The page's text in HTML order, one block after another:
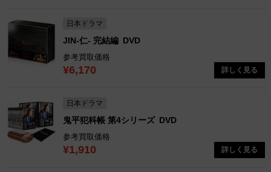
日本ドラマ
JIN-仁- 完結編 DVD
参考買取価格
¥6,170 詳しく見る
日本ドラマ
鬼平犯科帳 第4シリーズ DVD
参考買取価格
¥1,910 詳しく見る